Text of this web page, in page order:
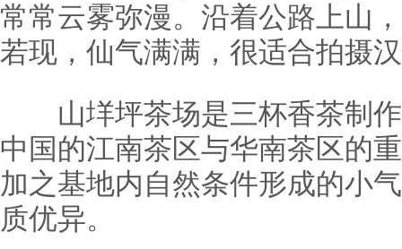
常常云雾弥漫。沿着公路上山
若现，仙气满满，很适合拍摄
山垟坪茶场是三杯香茶制作
中国的江南茶区与华南茶区的
加之基地内自然条件形成的小
质优异。